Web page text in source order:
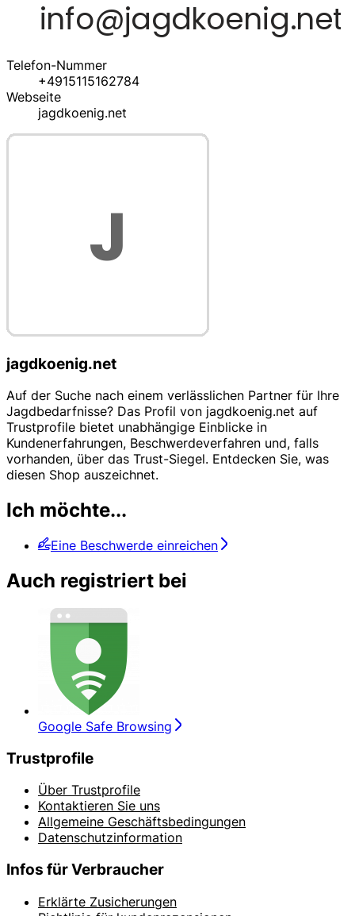
Telefon-Nummer
+4915115162784
Webseite
jagdkoenig.net
jagdkoenig.net
Auf der Suche nach einem verlässlichen Partner für Ihre
Jagdbedarfnisse? Das Profil von jagdkoenig.net auf
Trustprofile bietet unabhängige Einblicke in
Kundenerfahrungen, Beschwerdeverfahren und, falls
vorhanden, über das Trust-Siegel. Entdecken Sie, was
diesen Shop auszeichnet.
Ich möchte...
Eine Beschwerde einreichen
Auch registriert bei
Google Safe Browsing
Trustprofile
Über Trustprofile
Kontaktieren Sie uns
Allgemeine Geschäftsbedingungen
Datenschutzinformation
Infos für Verbraucher
Erklärte Zusicherungen